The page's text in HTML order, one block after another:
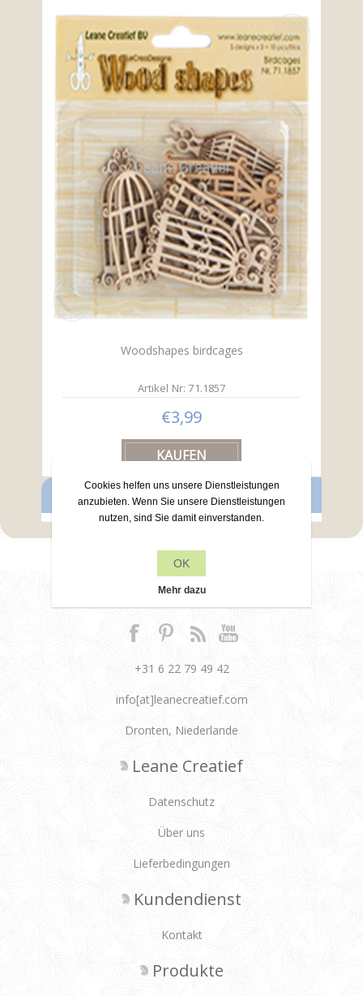
Woodshapes birdcages
Artikel Nr: 71.1857
€3,99
PRODUKTE
Kontakt
+31 6 22 79 49 42
info[at]leanecreatief.com
Dronten, Niederlande
Leane Creatief
Datenschutz
Über uns
Lieferbedingungen
Kundendienst
Kontakt
Produkte
Cookies helfen uns unsere Dienstleistungen
anzubieten. Wenn Sie unsere Dienstleistungen
nutzen, sind Sie damit einverstanden.
OK
Mehr dazu